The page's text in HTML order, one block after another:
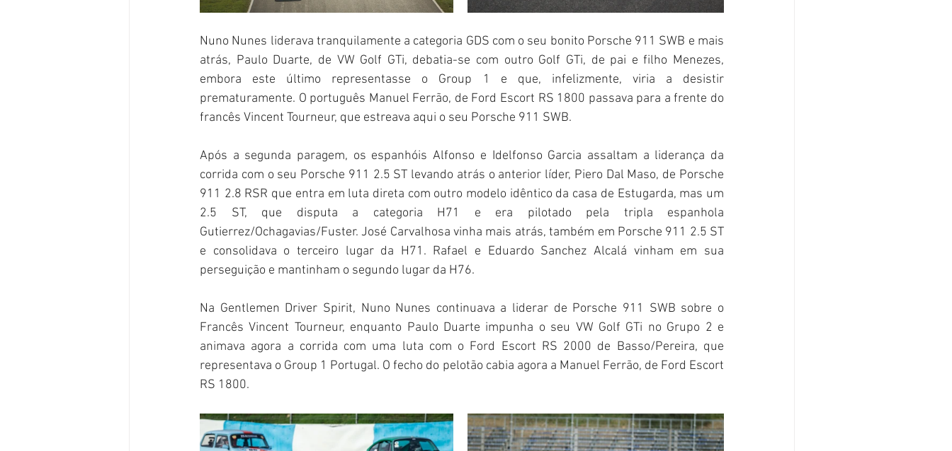
Nuno Nunes liderava tranquilamente a categoria GDS com o seu bonito Porsche 911 SWB e mais
atrás, Paulo Duarte, de VW Golf GTi, debatia-se com outro Golf GTi, de pai e filho Menezes,
embora este último representasse o Group 1 e que, infelizmente, viria a desistir
prematuramente. O português Manuel Ferrão, de Ford Escort RS 1800 passava para a frente do
francês Vincent Tourneur, que estreava aqui o seu Porsche 911 SWB.
Após a segunda paragem, os espanhóis Alfonso e Idelfonso Garcia assaltam a liderança da
corrida com o seu Porsche 911 2.5 ST levando atrás o anterior líder, Piero Dal Maso, de Porsche
911 2.8 RSR que entra em luta direta com outro modelo idêntico da casa de Estugarda, mas um
2.5 ST, que disputa a categoria H71 e era pilotado pela tripla espanhola
Gutierrez/Ochagavias/Fuster. José Carvalhosa vinha mais atrás, também em Porsche 911 2.5 ST
e consolidava o terceiro lugar da H71. Rafael e Eduardo Sanchez Alcalá vinham em sua
perseguição e mantinham o segundo lugar da H76.
Na Gentlemen Driver Spirit, Nuno Nunes continuava a liderar de Porsche 911 SWB sobre o
Francês Vincent Tourneur, enquanto Paulo Duarte impunha o seu VW Golf GTi no Grupo 2 e
animava agora a corrida com uma luta com o Ford Escort RS 2000 de Basso/Pereira, que
representava o Group 1 Portugal. O fecho do pelotão cabia agora a Manuel Ferrão, de Ford Escort
RS 1800.